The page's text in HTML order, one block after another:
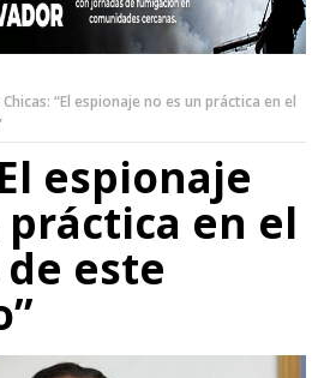
Chicas: “El espionaje no es un práctica en el
espionaje
en el
este